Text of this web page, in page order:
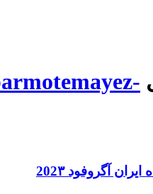
آگروفود 202۳